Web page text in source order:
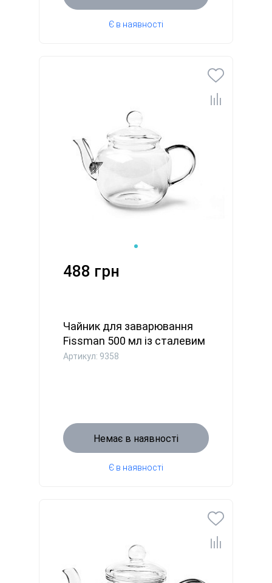
Є в наявності
488 грн
Чайник для заварювання
Fissman 500 мл із сталевим
...
Артикул: 9358
Немає в наявності
Є в наявності